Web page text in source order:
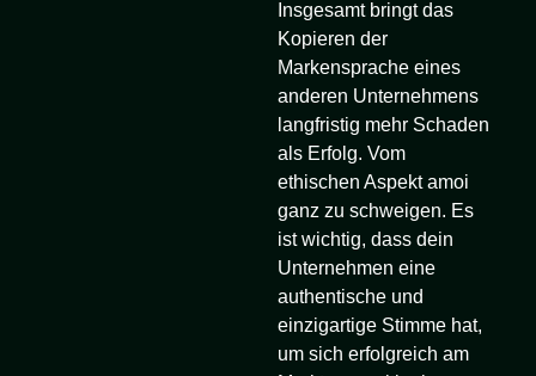
Insgesamt bringt das
Kopieren der
Markensprache eines
anderen Unternehmens
langfristig mehr Schaden
als Erfolg. Vom
ethischen Aspekt amoi
ganz zu schweigen. Es
ist wichtig, dass dein
Unternehmen eine
authentische und
einzigartige Stimme hat,
um sich erfolgreich am